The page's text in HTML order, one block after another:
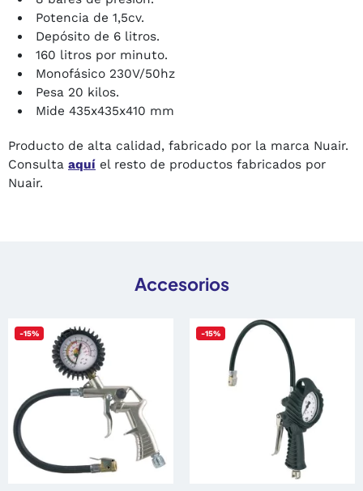
Potencia de 1,5cv.
Depósito de 6 litros.
160 litros por minuto.
Monofásico 230V/50hz
Pesa 20 kilos.
Mide 435x435x410 mm
Producto de alta calidad, fabricado por la marca Nuair.
Consulta aquí el resto de productos fabricados por
Nuair.
Accesorios
-15% -15%